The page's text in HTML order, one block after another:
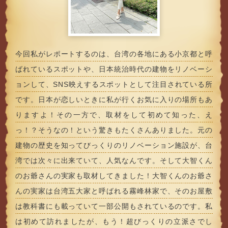
今回私がレポートするのは、台湾の各地にある小京都と呼
ばれているスポットや、日本統治時代の建物をリノベーシ
ョンして、SNS映えするスポットとして注目されている所
です。日本が恋しいときに私が行くお気に入りの場所もあ
りますよ！その一方で、取材をして初めて知った、え
っ！？そうなの！という驚きもたくさんありました。元の
建物の歴史を知ってびっくりのリノベーション施設が、台
湾では次々に出来ていて、人気なんです。そして大智くん
のお爺さんの実家も取材してきました！大智くんのお爺さ
んの実家は台湾五大家と呼ばれる霧峰林家で、そのお屋敷
は教科書にも載っていて一部公開もされているのです。私
は初めて訪れましたが、もう！超びっくりの立派さでし